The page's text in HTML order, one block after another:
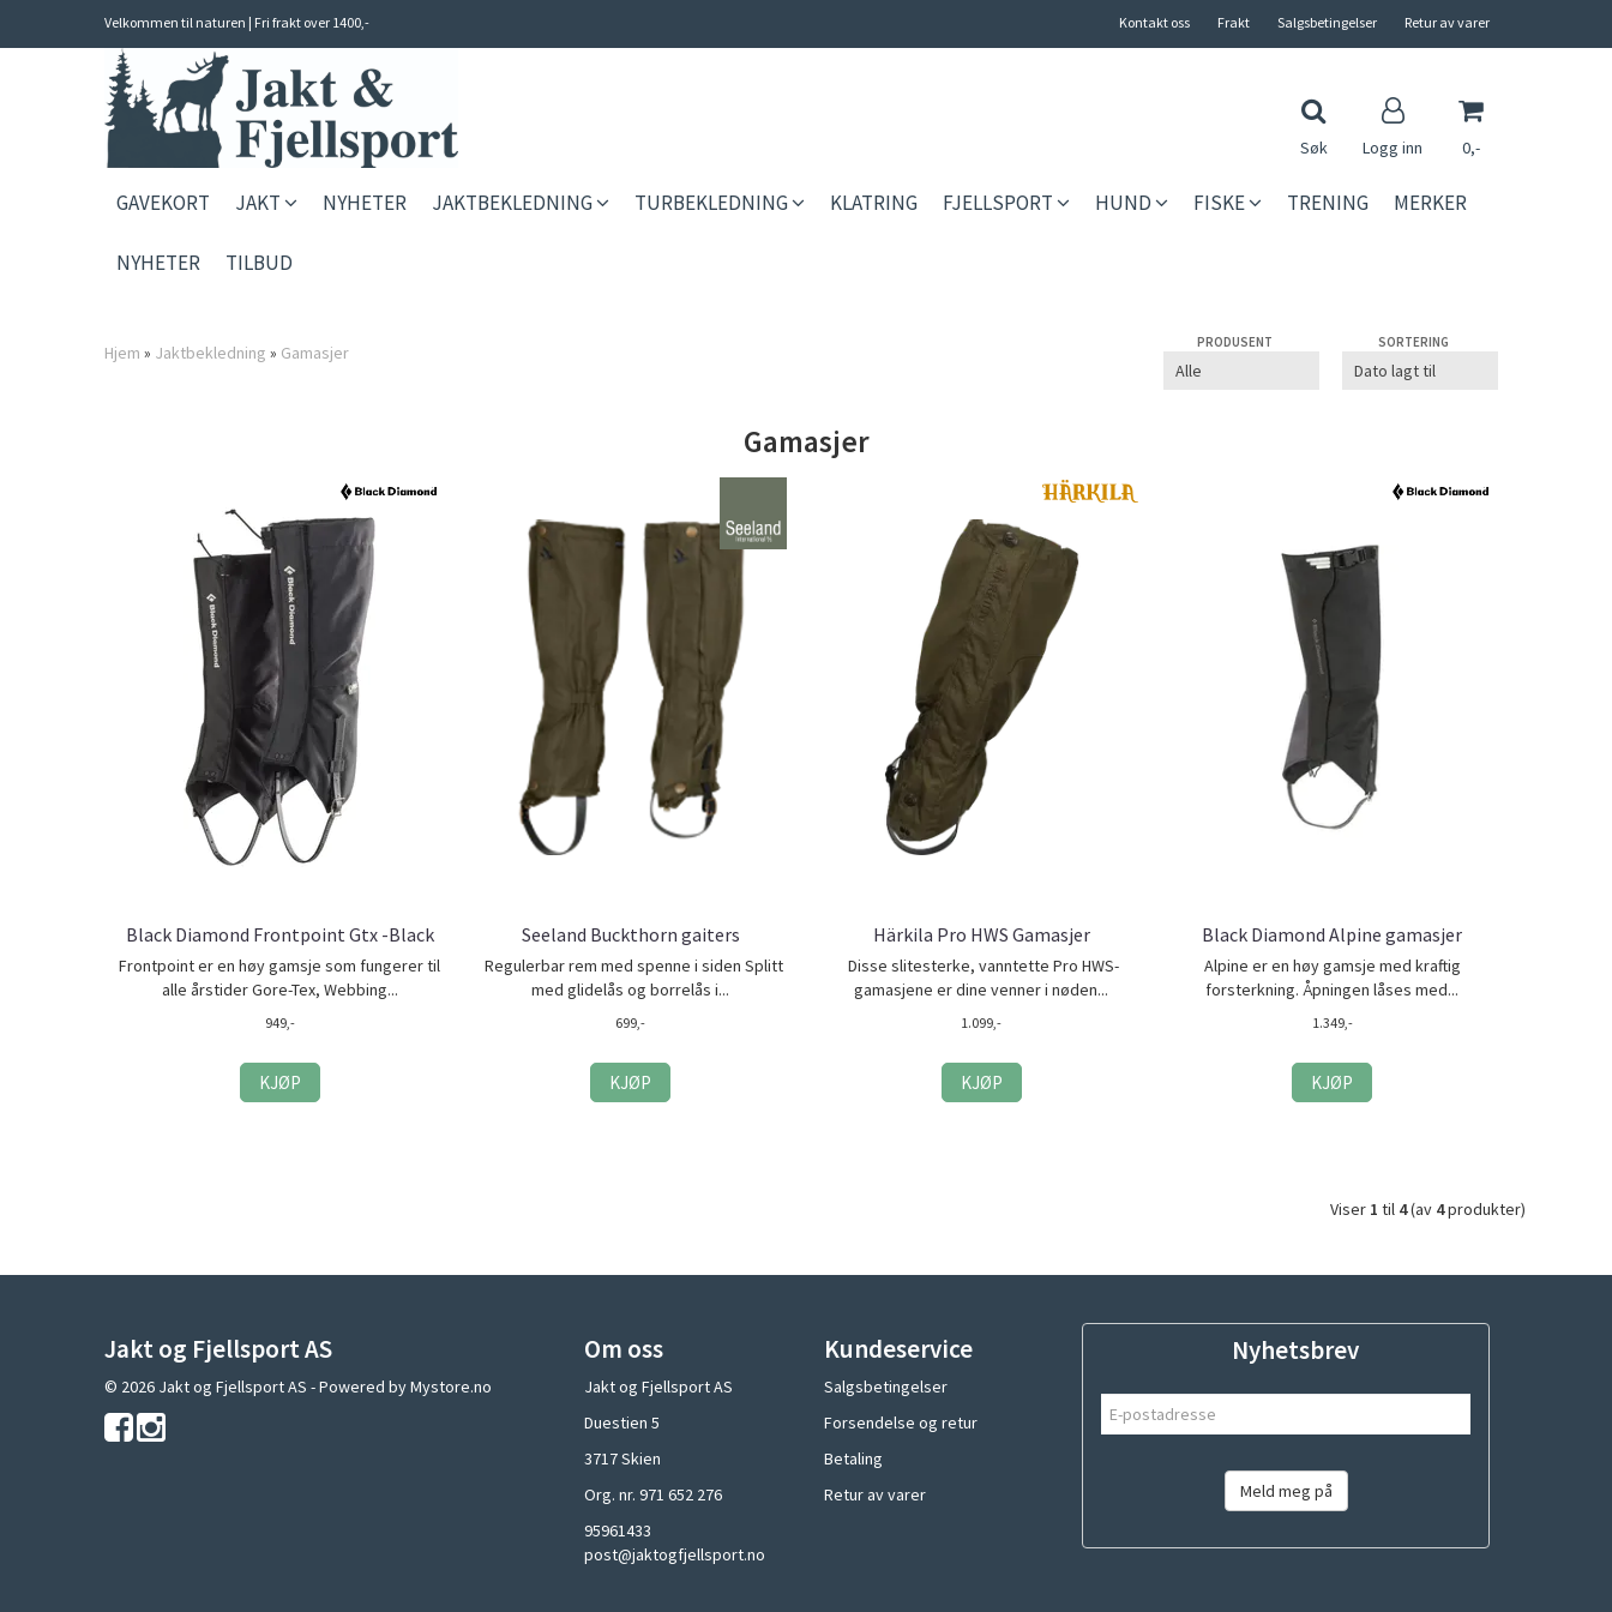
Velkommen til naturen | Fri frakt over 1400,- Kontakt oss Frakt Salgsbetingelser Retur av varer
Søk Logg inn 0,-
GAVEKORT JAKT NYHETER JAKTBEKLEDNING TURBEKLEDNING KLATRING FJELLSPORT HUND FISKE TRENING MERKER
NYHETER TILBUD
Hjem » Jaktbekledning » Gamasjer PRODUSENT SORTERING
Gamasjer
Black Diamond Frontpoint Gtx -Black
Frontpoint er en høy gamsje som fungerer til
alle årstider Gore-Tex, Webbing...
949,-
KJØP
Seeland Buckthorn gaiters
Regulerbar rem med spenne i siden Splitt
med glidelås og borrelås i...
699,-
KJØP
Härkila Pro HWS Gamasjer
Disse slitesterke, vanntette Pro HWS-
gamasjene er dine venner i nøden...
1.099,-
KJØP
Black Diamond Alpine gamasjer
Alpine er en høy gamsje med kraftig
forsterkning. Åpningen låses med...
1.349,-
KJØP
Viser 1 til 4(av 4produkter)
Jakt og Fjellsport AS
© 2026 Jakt og Fjellsport AS - Powered byMystore.no
Om oss
Jakt og Fjellsport AS
Duestien 5
3717 Skien
Org. nr. 971 652 276
95961433
post@jaktogfjellsport.no
Kundeservice
Salgsbetingelser
Forsendelse og retur
Betaling
Retur av varer
Nyhetsbrev
Meld meg på